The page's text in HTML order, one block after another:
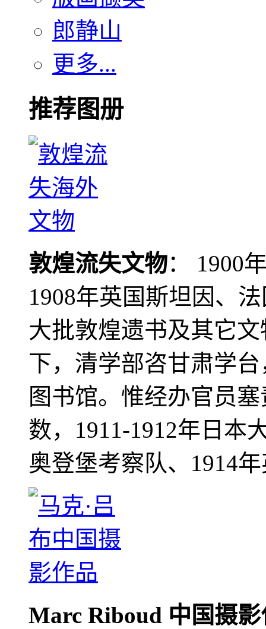
郎静山
更多...
推荐图册
敦煌流失文物： 1900
1908年英国斯坦因、
大批敦煌遗书及其它
下，清学部咨甘肃学
图书馆。惟经办官员
数，1911-1912年日本
奥登堡考察队、1914
Marc Riboud 中国摄